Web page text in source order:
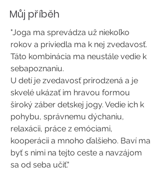
Můj příběh
"Joga ma sprevádza už niekoľko
rokov a priviedla ma k nej zvedavosť.
Táto kombinácia ma neustále vedie k
sebapoznaniu.
U detí je zvedavosť prirodzená a je
skvelé ukázať im hravou formou
široký záber detskej jogy. Vedie ich k
pohybu, správnemu dýchaniu,
relaxácii, práce z emóciami,
kooperácii a mnoho ďalšieho. Baví ma
byť s nimi na tejto ceste a navzájom
sa od seba učiť."